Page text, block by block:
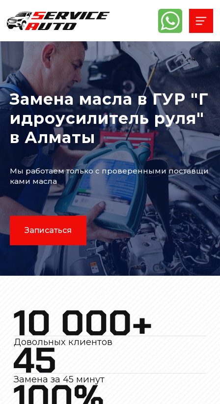
Замена масла в ГУР "Г
идроусилитель руля"
в Алматы
Мы работаем только с проверенными поставщи
ками масла
Записаться
Довольных клиентов
Замена за 45 минут